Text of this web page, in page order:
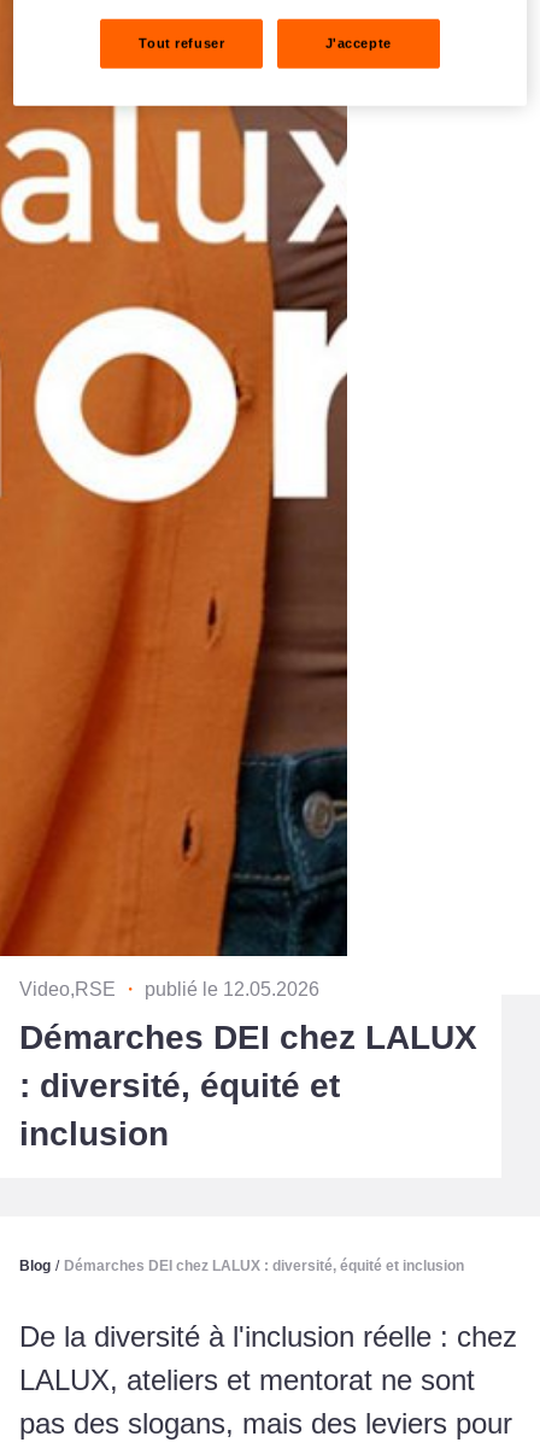
Video,RSE ・ publié le 12.05.2026
Démarches DEI chez LALUX
: diversité, équité et
inclusion
Blog / Démarches DEI chez LALUX : diversité, équité et inclusion
De la diversité à l'inclusion réelle : chez
LALUX, ateliers et mentorat ne sont
pas des slogans, mais des leviers pour
Tout refuser J'accepte